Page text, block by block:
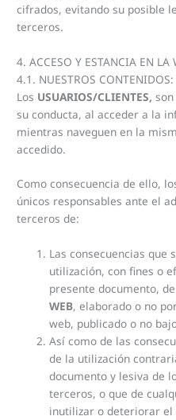
cifrados, evitando su posible
terceros.
4. ACCESO Y ESTANCIA EN LA
4.1. NUESTROS CONTENIDOS:
Los USUARIOS/CLIENTES,
su conducta, al acceder a la
mientras naveguen en la
accedido.
Como consecuencia de ello,
únicos responsables ante el
terceros de:
Las consecuencias que
utilización, con fines o
presente documento,
WEB, elaborado o no
web, publicado o no
Así como de las
de la utilización
documento y lesiva de
terceros, o que de
inutilizar o deteriorar el